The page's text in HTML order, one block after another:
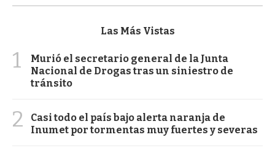
Las Más Vistas
1
Murió el secretario general de la Junta
Nacional de Drogas tras un siniestro de
tránsito
2
Casi todo el país bajo alerta naranja de
Inumet por tormentas muy fuertes y severas